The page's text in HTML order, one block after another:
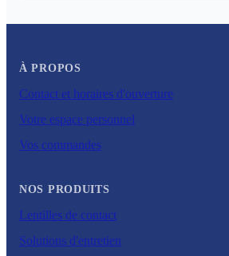
À PROPOS
Contact et horaires d'ouverture
Votre espace personnel
Vos commandes
NOS PRODUITS
Lentilles de contact
Solutions d'entretien